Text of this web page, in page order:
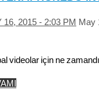
16, 2015 - 2:03 PM May
videolar için ne